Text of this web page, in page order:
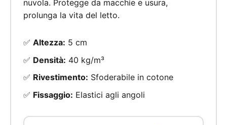
nuvola. Protegge da macchie e usura,
prolunga la vita del letto.
✅ Altezza: 5 cm
✅ Densità: 40 kg/m³
✅ Rivestimento: Sfoderabile in cotone
✅ Fissaggio: Elastici agli angoli